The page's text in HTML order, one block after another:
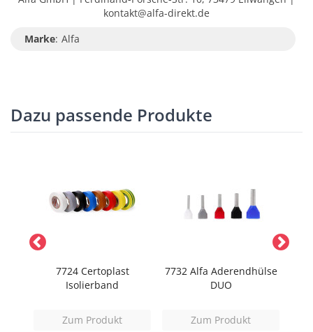
kontakt@alfa-direkt.de
Marke: Alfa
Dazu passende Produkte
7724 Certoplast
Isolierband
Zum Produkt
7732 Alfa Aderendhülse
DUO
Zum Produkt